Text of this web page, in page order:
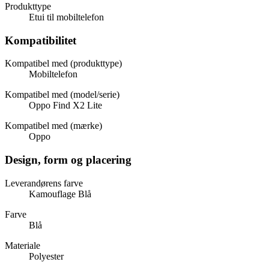
Produkttype
Etui til mobiltelefon
Kompatibilitet
Kompatibel med (produkttype)
Mobiltelefon
Kompatibel med (model/serie)
Oppo Find X2 Lite
Kompatibel med (mærke)
Oppo
Design, form og placering
Leverandørens farve
Kamouflage Blå
Farve
Blå
Materiale
Polyester